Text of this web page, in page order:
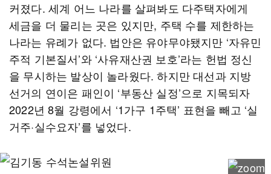
커졌다. 세계 어느 나라를 살펴봐도 다주택자에게
세금을 더 물리는 곳은 있지만, 주택 수를 제한하는
나라는 유례가 없다. 법안은 유야무야됐지만 ‘자유민
주적 기본질서’와 ‘사유재산권 보호’라는 헌법 정신
을 무시하는 발상이 놀라웠다. 하지만 대선과 지방
선거의 연이은 패인이 ‘부동산 실정’으로 지목되자
2022년 8월 강령에서 ‘1가구 1주택’ 표현을 빼고 ‘실
거주·실수요자’를 넣었다.